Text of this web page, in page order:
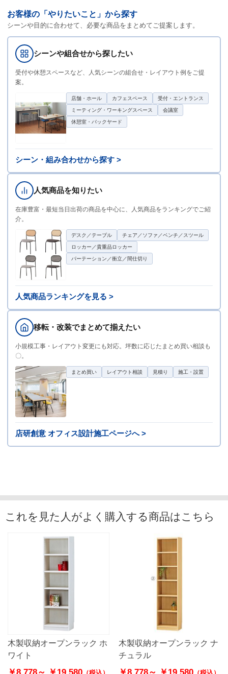
お客様の「やりたいこと」から探す
シーンや目的に合わせて、必要な商品をまとめてご提案します。
シーンや組合せから探したい
受付や休憩スペースなど、人気シーンの組合せ・レイアウト例をご提
案。
店舗・ホール カフェスペース 受付・エントランス
ミーティング・ワーキングスペース 会議室
休憩室・バックヤード
シーン・組み合わせから探す >
人気商品を知りたい
在庫豊富・最短当日出荷の商品を中心に、人気商品をランキングでご紹
介。
デスク／テーブル チェア／ソファ／ベンチ／スツール
ロッカー／貴重品ロッカー
パーテーション／衝立／間仕切り
人気商品ランキングを見る >
移転・改装でまとめて揃えたい
小規模工事・レイアウト変更にも対応。坪数に応じたまとめ買い相談も
〇。
まとめ買い レイアウト相談 見積り 施工・設置
店研創意 オフィス設計施工ページへ >
これを見た人がよく購入する商品はこちら
木製収納オープンラック ホ
ワイト
￥8,778～ ￥19,580
木製収納オープンラック ナ
チュラル
￥8,778～ ￥19,580